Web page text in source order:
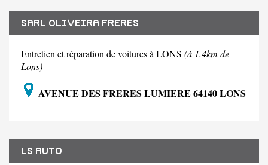
SARL OLIVEIRA FRERES
Entretien et réparation de voitures à LONS (à 1.4km de
Lons)
AVENUE DES FRERES LUMIERE 64140 LONS
LS AUTO